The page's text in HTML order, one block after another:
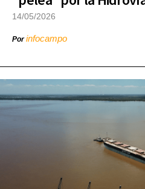
14/05/2026
Porinfocampo